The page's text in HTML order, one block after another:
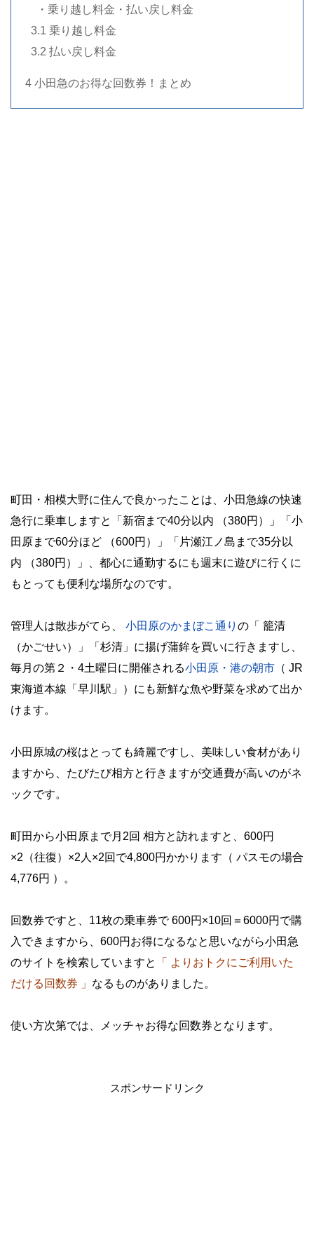
・乗り越し料金・払い戻し料金
3.1 乗り越し料金
3.2 払い戻し料金
4 小田急のお得な回数券！まとめ
町田・相模大野に住んで良かったことは、小田急線の快速
急行に乗車しますと
「新宿まで40分以内 （380円）」「小
田原まで60分ほど （600円）」「片瀬江ノ島まで35分以
内 （380円）」、都心に通勤するにも週末に遊びに行くに
もとっても便利な場所なのです。
管理人は散歩がてら、 小田原のかまぼこ通り の「 籠清
（かごせい）」「杉清」に揚げ蒲鉾を買いに行きますし、
毎月の第２・4土曜日に開催される小田原・港の朝市 （ JR
東海道本線「早川駅」）にも新鮮な魚や野菜を求めて出か
けます。
小田原城の桜はとっても綺麗ですし、美味しい食材があり
ますから、たびたび相方と行きますが交通費が高いのがネ
ックです。
町田から小田原まで月2回 相方と訪れますと、600円
×2（往復）×2人×2回で4,800円かかります（ パスモの場合
4,776円 ）。
回数券ですと
、11枚の乗車券で600円×10回＝6000円で購
入できますから、600円お得になるなと思いながら小田急
のサイトを検索していますと
「 よりおトクにご利用いた
だける回数券 」 なるものがありました。
使い方次第では、
メッチャお得な回数券となります。
スポンサードリンク